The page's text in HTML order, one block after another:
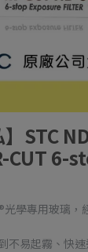
STC
CUT 6-
學專用玻璃，
不易起霧、快速